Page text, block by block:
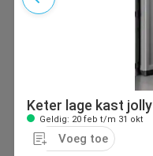
Keter lage kast jolly
Geldig: 20 feb t/m 31 okt
Voeg toe